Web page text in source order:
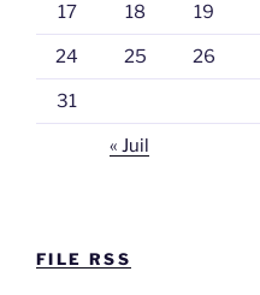
17 18 19
24 25 26
31
« Juil
FILE RSS